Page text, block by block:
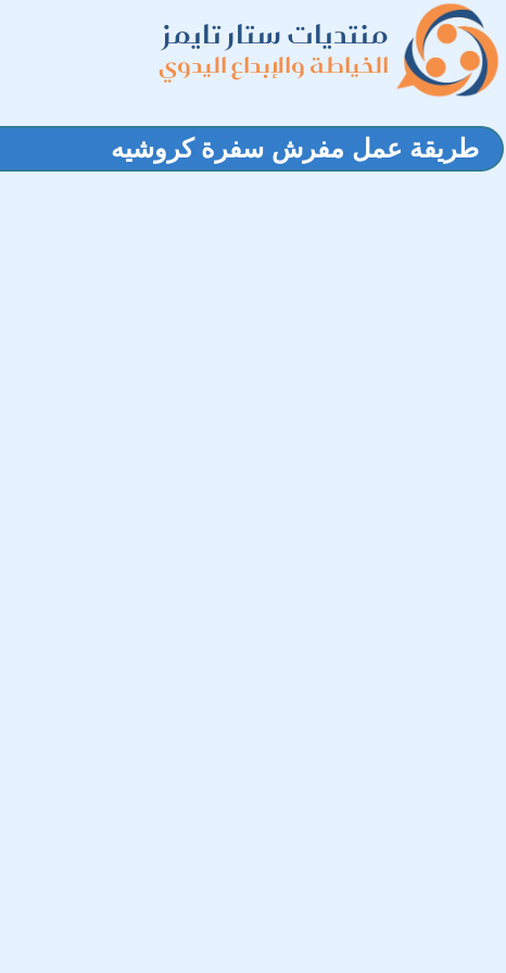
منتديات ستار تايمز
الخياطة والإبداع اليدوي
طريقة عمل مفرش سفرة كروشيه